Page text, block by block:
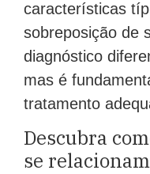
características
sobreposição de
diagnóstico
mas é
tratamento
Descubra
se relacionam